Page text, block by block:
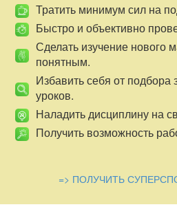
Тратить минимум сил на
Быстро и объективно
Сделать изучение нового
понятным.
Избавить себя от подбора
уроков.
Наладить дисциплину на
Получить возможность
=> ПОЛУЧИТЬ